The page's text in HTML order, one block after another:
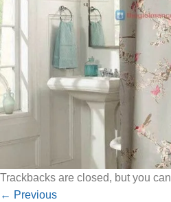
Trackbacks are closed, but you can
← Previous